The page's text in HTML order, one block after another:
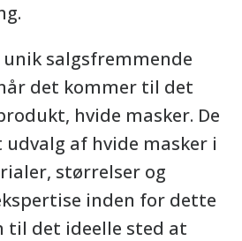
unik salgsfremmende
det kommer til det
hvide masker. De
af hvide masker i
størrelser og
inden for dette
til det ideelle sted at